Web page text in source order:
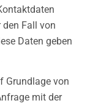
Fall von
Daten geben
Grundlage von
mit der